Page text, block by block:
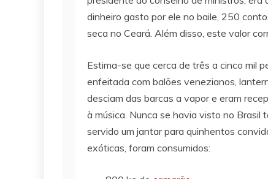
dinheiro gasto por ele no baile, 250
seca no Ceará. Além disso, este valor
Estima-se que cerca de três a cinco mil
enfeitada com balões venezianos,
desciam das barcas a vapor e eram
à música. Nunca se havia visto no
servido um jantar para quinhentos
exóticas, foram consumidos: